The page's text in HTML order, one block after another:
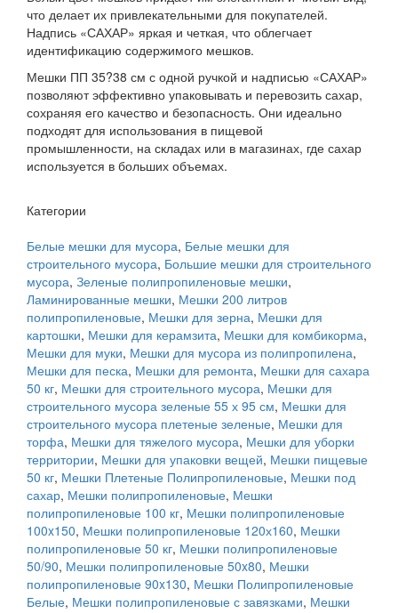
что делает их привлекательными для покупателей.
Надпись «САХАР» яркая и четкая, что облегчает
идентификацию содержимого мешков.
Мешки ПП 35?38 см с одной ручкой и надписью «САХАР»
позволяют эффективно упаковывать и перевозить сахар,
сохраняя его качество и безопасность. Они идеально
подходят для использования в пищевой
промышленности, на складах или в магазинах, где сахар
используется в больших объемах.
Категории
Белые мешки для мусора, Белые мешки для
строительного мусора, Большие мешки для строительного
мусора, Зеленые полипропиленовые мешки,
Ламинированные мешки, Мешки 200 литров
полипропиленовые, Мешки для зерна, Мешки для
картошки, Мешки для керамзита, Мешки для комбикорма,
Мешки для муки, Мешки для мусора из полипропилена,
Мешки для песка, Мешки для ремонта, Мешки для сахара
50 кг, Мешки для строительного мусора, Мешки для
строительного мусора зеленые 55 х 95 см, Мешки для
строительного мусора плетеные зеленые, Мешки для
торфа, Мешки для тяжелого мусора, Мешки для уборки
территории, Мешки для упаковки вещей, Мешки пищевые
50 кг, Мешки Плетеные Полипропиленовые, Мешки под
сахар, Мешки полипропиленовые, Мешки
полипропиленовые 100 кг, Мешки полипропиленовые
100x150, Мешки полипропиленовые 120х160, Мешки
полипропиленовые 50 кг, Мешки полипропиленовые
50/90, Мешки полипропиленовые 50x80, Мешки
полипропиленовые 90x130, Мешки Полипропиленовые
Белые, Мешки полипропиленовые с завязками, Мешки